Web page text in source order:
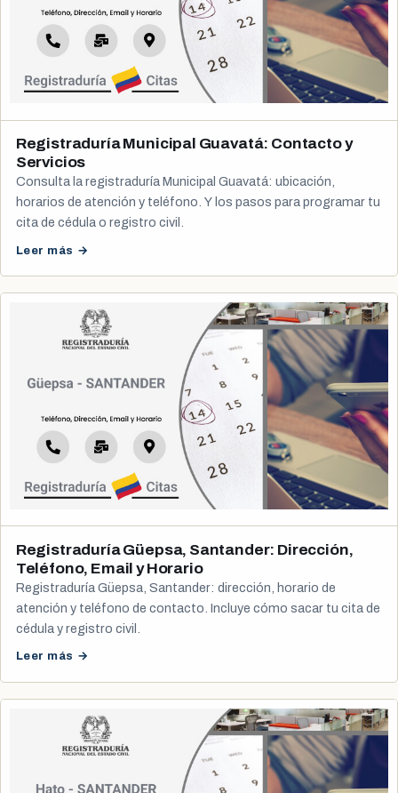
Registraduría Municipal Guavatá: Contacto y
Servicios
Consulta la registraduría Municipal Guavatá: ubicación,
horarios de atención y teléfono. Y los pasos para programar tu
cita de cédula o registro civil.
Leer más →
Registraduría Güepsa, Santander: Dirección,
Teléfono, Email y Horario
Registraduría Güepsa, Santander: dirección, horario de
atención y teléfono de contacto. Incluye cómo sacar tu cita de
cédula y registro civil.
Leer más →